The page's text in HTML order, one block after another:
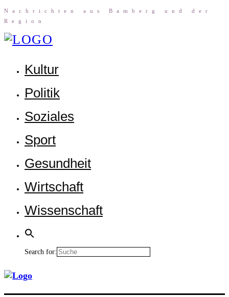
Nach­rich­ten aus Bam­berg und der
Region
Kul­tur
Poli­tik
Sozia­les
Sport
Gesund­heit
Wirt­schaft
Wis­sen­schaft
Search for: